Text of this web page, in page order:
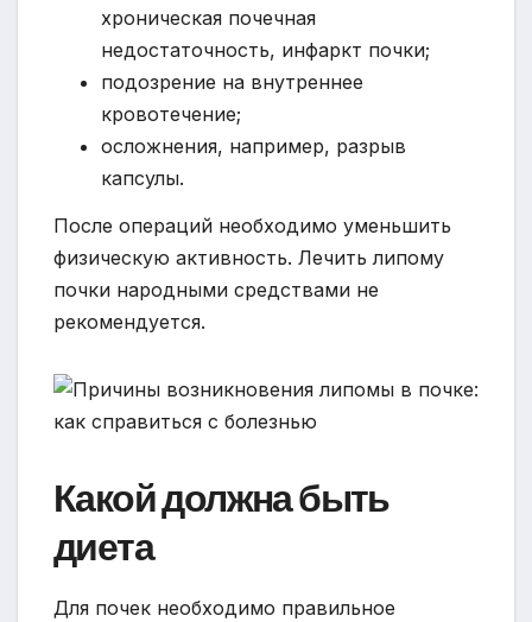
хроническая почечная
недостаточность, инфаркт почки;
подозрение на внутреннее
кровотечение;
осложнения, например, разрыв
капсулы.
После операций необходимо уменьшить
физическую активность. Лечить липому
почки народными средствами не
рекомендуется.
Какой должна быть
диета
Для почек необходимо правильное